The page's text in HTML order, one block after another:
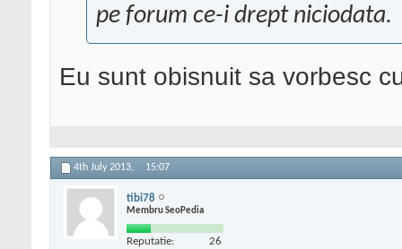
pe forum ce-i drept niciodata.
Eu sunt obisnuit sa vorbesc
4th July 2013, 15:07
tibi78
Membru SeoPedia
Reputatie: 26